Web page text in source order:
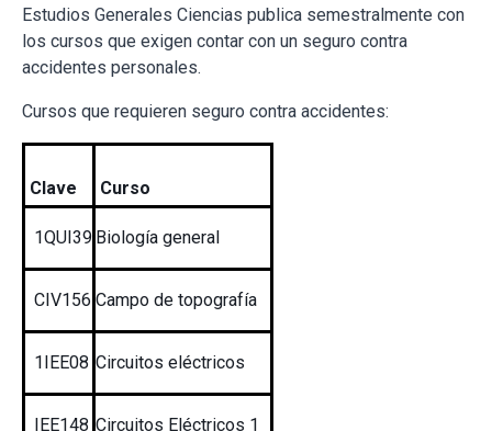
Estudios Generales Ciencias publica semestralmente con
los cursos que exigen contar con un seguro contra
accidentes personales.
Cursos que requieren seguro contra accidentes:
Clave Curso
1QUI39 Biología general
CIV156 Campo de topografía
1IEE08 Circuitos eléctricos
IEE148 Circuitos Eléctricos 1